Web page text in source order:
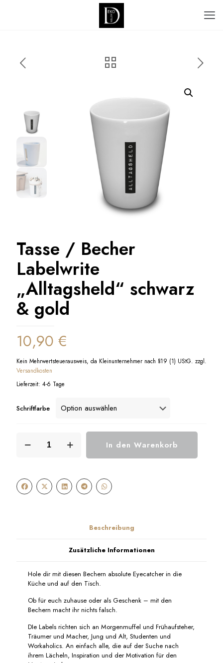
Tasse / Becher
Labelwrite
„Alltagsheld“ schwarz
& gold
10,90 €
Kein Mehrwertsteuerausweis, da Kleinunternehmer nach §19 (1) UStG. zzgl.
Versandkosten
Lieferzeit: 4-6 Tage
Schriftfarbe
schwarz
&
In den Warenkorb
Beschreibung
Zusätzliche Informationen
Hole dir mit diesen Bechern absolute Eyecatcher in die
Küche und auf den Tisch.
Ob für euch zuhause oder als Geschenk – mit den
Bechern macht ihr nichts falsch.
DIe Labels richten sich an Morgenmuffel und Frühaufsteher,
Träumer und Macher, Jung und Alt, Studenten und
Workaholics. An einfach alle, die auf der Suche nach
ihrem Lächeln, Inspiration und der Motivation für den